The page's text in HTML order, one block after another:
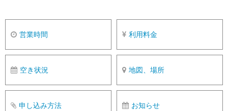
営業時間 利用料金
空き状況 地図、場所
申し込み方法 お知らせ